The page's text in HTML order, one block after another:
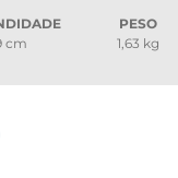
cm
PESO
1,63 kg